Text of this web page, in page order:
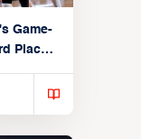
Game-
Place